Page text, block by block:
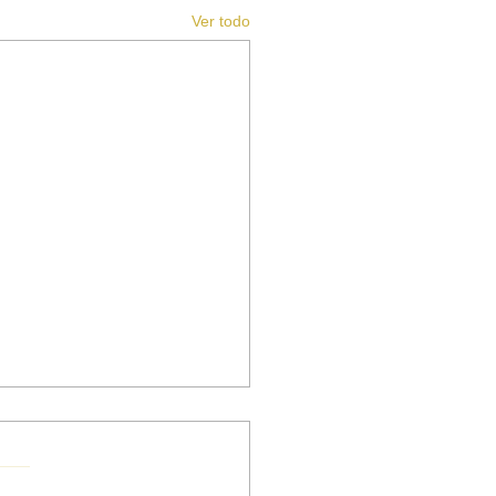
Ver todo